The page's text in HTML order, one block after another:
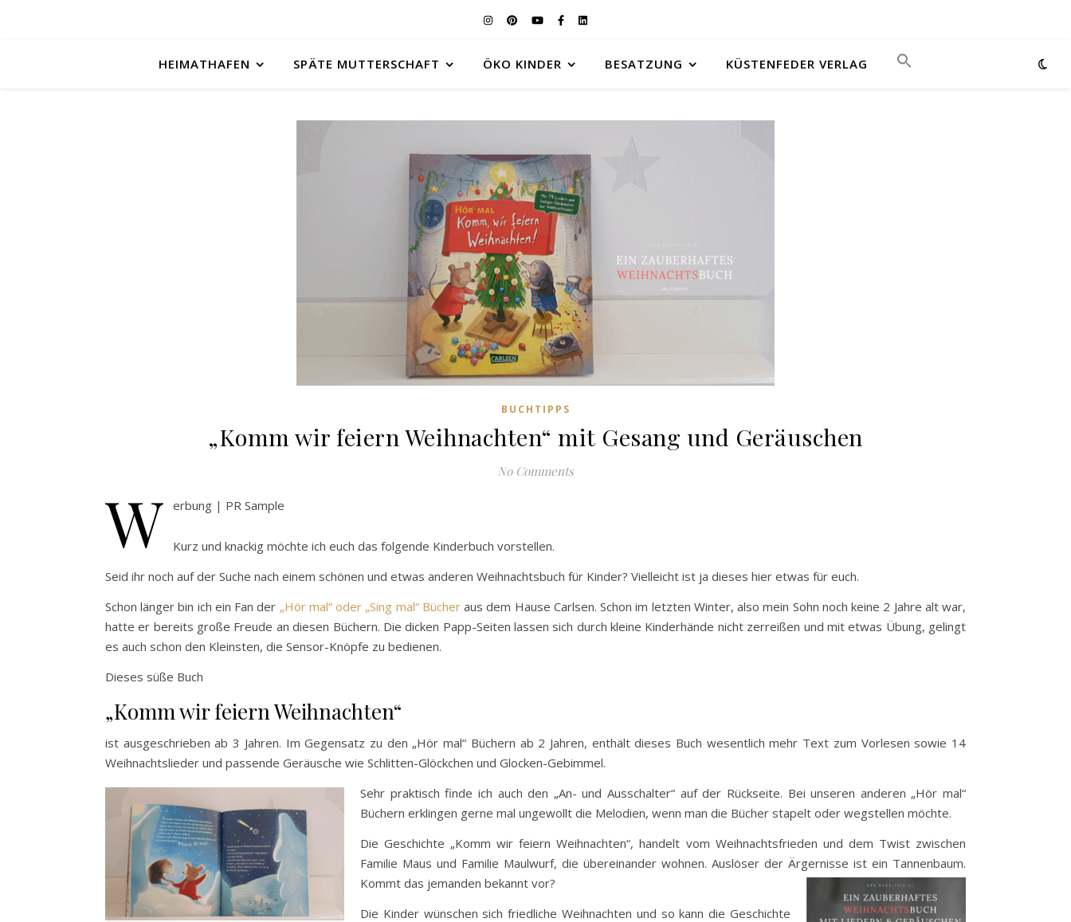
HEIMATHAFEN SPÄTE MUTTERSCHAFT ÖKO KINDER BESATZUNG KÜSTENFEDER VERLAG
BUCHTIPPS
„Komm wir feiern Weihnachten“ mit Gesang und Geräuschen
No Comments
W erbung | PR Sample
Kurz und knackig möchte ich euch das folgende Kinderbuch vorstellen.
Seid ihr noch auf der Suche nach einem schönen und etwas anderen Weihnachtsbuch für Kinder? Vielleicht ist ja dieses hier etwas für euch.
Schon länger bin ich ein Fan der „Hör mal“ oder „Sing mal“ Bücheraus dem Hause Carlsen. Schon im letzten Winter, also mein Sohn noch keine 2 Jahre alt war,
hatte er bereits große Freude an diesen Büchern. Die dicken Papp-Seiten lassen sich durch kleine Kinderhände nicht zerreißen und mit etwas Übung, gelingt
es auch schon den Kleinsten, die Sensor-Knöpfe zu bedienen.
Dieses süße Buch
„Komm wir feiern Weihnachten“
ist ausgeschrieben ab 3 Jahren. Im Gegensatz zu den „Hör mal“ Büchern ab 2 Jahren, enthält dieses Buch wesentlich mehr Text zum Vorlesen sowie 14
Weihnachtslieder und passende Geräusche wie Schlitten-Glöckchen und Glocken-Gebimmel.
Sehr praktisch finde ich auch den „An- und Ausschalter“ auf der Rückseite. Bei unseren anderen „Hör mal“
Büchern erklingen gerne mal ungewollt die Melodien, wenn man die Bücher stapelt oder wegstellen möchte.
Die Geschichte „Komm wir feiern Weihnachten“, handelt vom Weihnachtsfrieden und dem Twist zwischen
Familie Maus und Familie Maulwurf, die übereinander wohnen. Auslöser der Ärgernisse ist ein Tannenbaum.
Kommt das jemanden bekannt vor?
Die Kinder wünschen sich friedliche Weihnachten und so kann die Geschichte